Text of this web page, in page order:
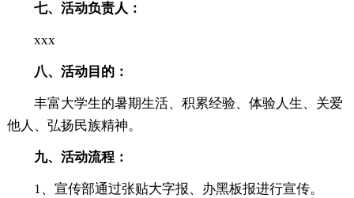
七、活动负责人：
xxx
八、活动目的：
丰富大学生的暑期生活、积累经验、体验人生、关爱
他人、弘扬民族精神。
九、活动流程：
1、宣传部通过张贴大字报、办黑板报进行宣传。